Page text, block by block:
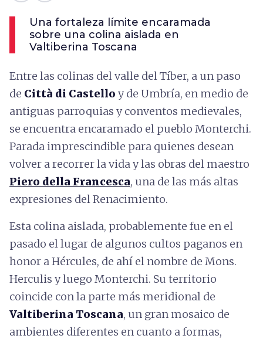
Una fortaleza límite encaramada
sobre una colina aislada en
Valtiberina Toscana
Entre las colinas del valle del Tíber, a un paso
de Città di Castello y de Umbría, en medio de
antiguas parroquias y conventos medievales,
se encuentra encaramado el pueblo Monterchi.
Parada imprescindible para quienes desean
volver a recorrer la vida y las obras del maestro
Piero della Francesca, una de las más altas
expresiones del Renacimiento.
Esta colina aislada, probablemente fue en el
pasado el lugar de algunos cultos paganos en
honor a Hércules, de ahí el nombre de Mons.
Herculis y luego Monterchi. Su territorio
coincide con la parte más meridional de
Valtiberina Toscana, un gran mosaico de
ambientes diferentes en cuanto a formas,